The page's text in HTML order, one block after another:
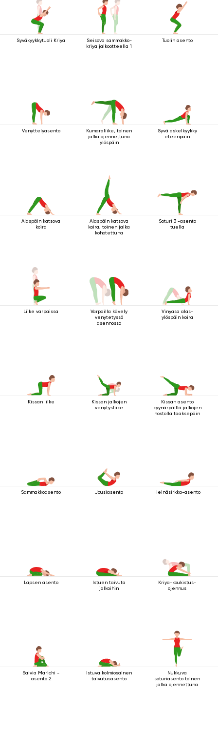
Syväkyykkytuoli Kriya
Seisova sammakko-
kriya jalkootteella 1
Tuolin asento
Venyttelyasento
Kumaraliike, toinen
jalka ojennettuna
ylöspäin
Syvä askelkyykky
eteenpäin
Alaspäin katsova
koira
Alaspäin katsova
koira, toinen jalka
kohotettuna
Soturi 3 -asento
tuella
Liike varpaissa
Varpailla kävely
venytetyssä
asennossa
Vinyasa alas-
ylöspäin koira
Kissan liike
Kissan jalkojen
venytysliike
Kissan asento
kyynärpäillä jalkojen
nostolla taaksepäin
Sammakkoasento Jousiasento Heinäsirkka-asento
Lapsen asento
Istuen taivuta
jalkoihin
Kriya-koukistus-
ojennus
Salvia Marichi -
asento 2
Istuva kolmiosainen
taivutusasento
Nukkuva
soturiasento toinen
jalka ojennettuna